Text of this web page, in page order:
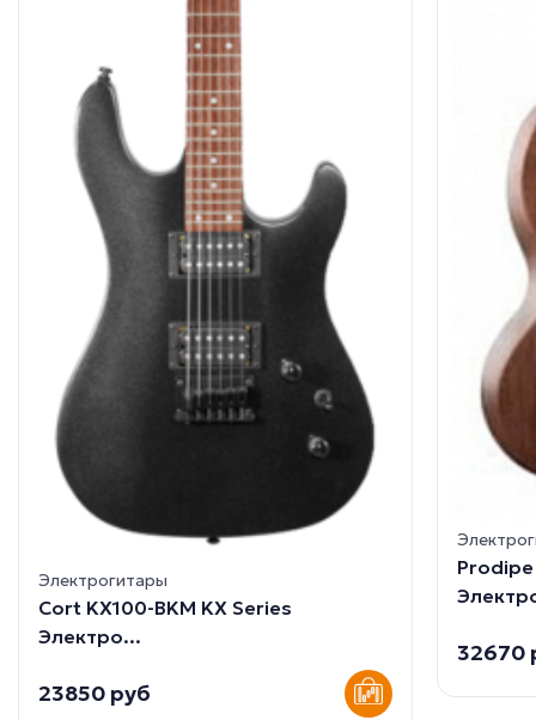
Электрогитары
Cort KX100-BKM KX Series
Электро...
23850 руб
Prodipe
32670